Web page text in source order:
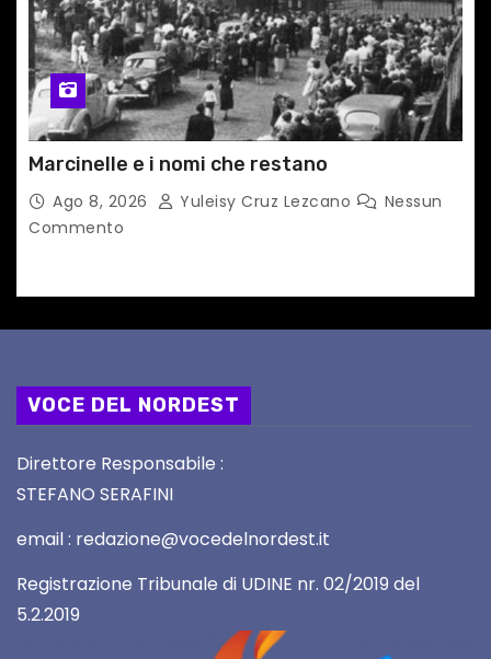
Marcinelle e i nomi che restano
Ago 8, 2026 Yuleisy Cruz Lezcano
Nessun
Commento
VOCE DEL NORDEST
Direttore Responsabile :
STEFANO SERAFINI
email : redazione@vocedelnordest.it
Registrazione Tribunale di UDINE nr. 02/2019 del
5.2.2019